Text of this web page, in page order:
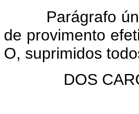
Parágrafo
de provimento
O, suprimidos
DOS